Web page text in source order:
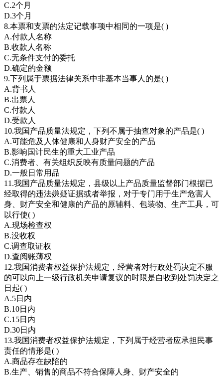
C.2个月
D.3个月
8.本票和支票的法定记载事项中相同的一项是( )
A.付款人名称
B.收款人名称
C.无条件支付的委托
D.确定的金额
9.下列属于票据法律关系中非基本当事人的是( )
A.背书人
B.出票人
C.付款人
D.受款人
10.我国产品质量法规定，下列不属于抽查对象的产品是( )
A.可能危及人体健康和人身财产安全的产品
B.影响国计民生的重大工业产品
C.消费者、有关组织反映有质量问题的产品
D.一般日常用品
11.我国产品质量法规定，县级以上产品质量监督部门根据已
经取得的违法嫌疑证据或者举报，对于专门用于生产危害人
身、财产安全和健康的产品的原辅料、包装物、生产工具，可
以行使( )
A.现场检查权
B.没收权
C.调查取证权
D.查阅账薄权
12.我国消费者权益保护法规定，经营者对行政处罚决定不服
的可以向上一级行政机关申请复议的时限是自收到处罚决定之
日起( )
A.5日内
B.10日内
C.15日内
D.30日内
13.我国消费者权益保护法规定，下列属于经营者应承担民事
责任的情形是( )
A.商品存在缺陷的
B.生产、销售的商品不符合保障人身、财产安全的